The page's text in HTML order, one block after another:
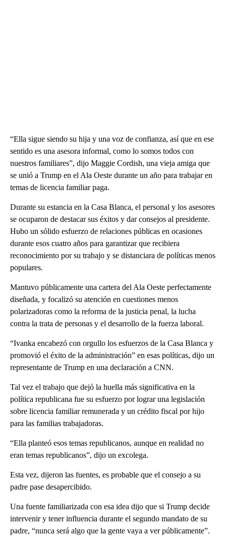
“Ella sigue siendo su hija y una voz de confianza, así que en ese
sentido es una asesora informal, como lo somos todos con
nuestros familiares”, dijo Maggie Cordish, una vieja amiga que
se unió a Trump en el Ala Oeste durante un año para trabajar en
temas de licencia familiar paga.
Durante su estancia en la Casa Blanca, el personal y los asesores
se ocuparon de destacar sus éxitos y dar consejos al presidente.
Hubo un sólido esfuerzo de relaciones públicas en ocasiones
durante esos cuatro años para garantizar que recibiera
reconocimiento por su trabajo y se distanciara de políticas menos
populares.
Mantuvo públicamente una cartera del Ala Oeste perfectamente
diseñada, y focalizó su atención en cuestiones menos
polarizadoras como la reforma de la justicia penal, la lucha
contra la trata de personas y el desarrollo de la fuerza laboral.
“Ivanka encabezó con orgullo los esfuerzos de la Casa Blanca y
promovió el éxito de la administración” en esas políticas, dijo un
representante de Trump en una declaración a CNN.
Tal vez el trabajo que dejó la huella más significativa en la
política republicana fue su esfuerzo por lograr una legislación
sobre licencia familiar remunerada y un crédito fiscal por hijo
para las familias trabajadoras.
“Ella planteó esos temas republicanos, aunque en realidad no
eran temas republicanos”, dijo un excolega.
Esta vez, dijeron las fuentes, es probable que el consejo a su
padre pase desapercibido.
Una fuente familiarizada con esa idea dijo que si Trump decide
intervenir y tener influencia durante el segundo mandato de su
padre, “nunca será algo que la gente vaya a ver públicamente”.